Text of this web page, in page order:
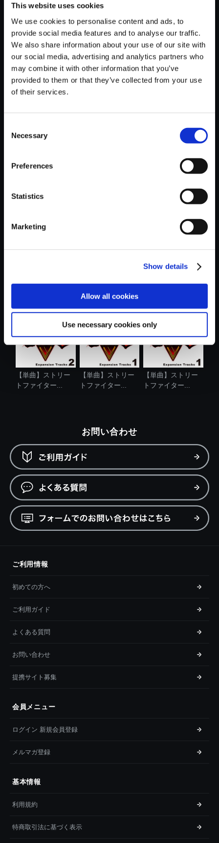
This website uses cookies
We use cookies to personalise content and ads, to
provide social media features and to analyse our traffic.
We also share information about your use of our site with
our social media, advertising and analytics partners who
may combine it with other information that you’ve
provided to them or that they’ve collected from your use
of their services.
Selection
Necessary
Preferences
Statistics
Marketing
Show details
Allow all cookies
Use necessary cookies only
【単曲】ストリートファイター
V エクスパンション トラックス
2 Dolls’ Theme -Destroy Mode-
おすすめ商品
【単曲】ストリー
トファイター...
【単曲】ストリー
トファイター...
【単曲】ストリー
トファイター...
お問い合わせ
ご利用情報
初めての方へ
ご利用ガイド
よくある質問
お問い合わせ
提携サイト募集
会員メニュー
ログイン 新規会員登録
メルマガ登録
基本情報
利用規約
特商取引法に基づく表示